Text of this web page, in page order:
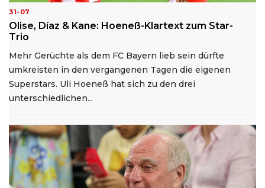
31-07
Olise, Díaz & Kane: Hoeneß-Klartext zum Star-
Trio
Mehr Gerüchte als dem FC Bayern lieb sein dürfte
umkreisten in den vergangenen Tagen die eigenen
Superstars. Uli Hoeneß hat sich zu den drei
unterschiedlichen...